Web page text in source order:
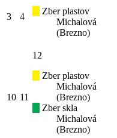
3 4
Zber plastov
Michalová
(Brezno)
10 11
12
Zber plastov
Michalová
(Brezno)
Zber skla
Michalová
(Brezno)